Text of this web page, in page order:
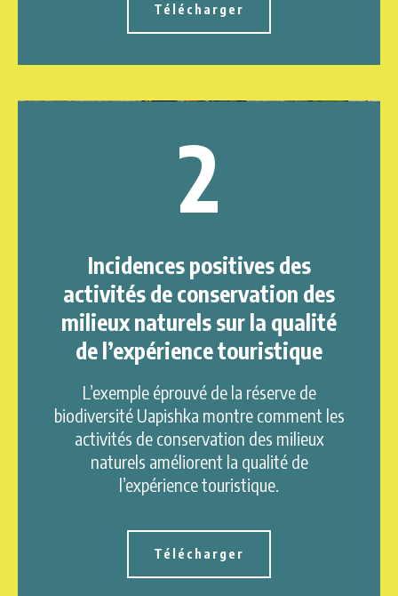
Télécharger
2
Incidences positives des
activités de conservation des
milieux naturels sur la qualité
de l’expérience touristique
L’exemple éprouvé de la réserve de
biodiversité Uapishka montre comment les
activités de conservation des milieux
naturels améliorent la qualité de
l’expérience touristique.
Télécharger